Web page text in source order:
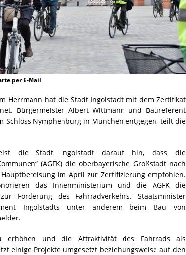
per E-Mail
Herrmann hat die Stadt Ingolstadt mit dem Zertifikat
Bürgermeister Albert Wittmann und Baureferent
Schloss Nymphenburg in München entgegen, teilt die
die Stadt Ingolstadt darauf hin, dass die
(AGFK) die oberbayerische Großstadt nach
im April zur Zertifizierung empfohlen.
das Innenministerium und die AGFK die
Förderung des Fahrradverkehrs. Staatsminister
Ingolstadts unter anderem beim Bau von
erhöhen und die Attraktivität des Fahrrads als
einige Projekte umgesetzt beziehungsweise auf den